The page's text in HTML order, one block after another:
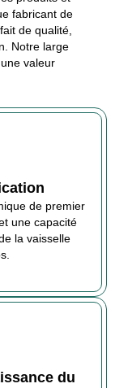
fabricant de
de qualité,
Notre large
valeur
de premier
une capacité
la vaisselle
du